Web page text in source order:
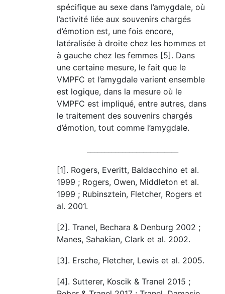
spécifique au sexe dans l’amygdale, où
l’activité liée aux souvenirs chargés
d’émotion est, une fois encore,
latéralisée à droite chez les hommes et
à gauche chez les femmes [5]. Dans
une certaine mesure, le fait que le
VMPFC et l’amygdale varient ensemble
est logique, dans la mesure où le
VMPFC est impliqué, entre autres, dans
le traitement des souvenirs chargés
d’émotion, tout comme l’amygdale.
[1]. Rogers, Everitt, Baldacchino et al.
1999 ; Rogers, Owen, Middleton et al.
1999 ; Rubinsztein, Fletcher, Rogers et
al. 2001.
[2]. Tranel, Bechara & Denburg 2002 ;
Manes, Sahakian, Clark et al. 2002.
[3]. Ersche, Fletcher, Lewis et al. 2005.
[4]. Sutterer, Koscik & Tranel 2015 ;